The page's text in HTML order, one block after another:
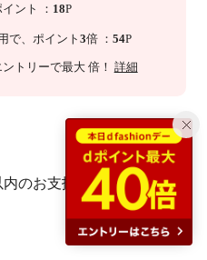
ント ： 18P
で、 ポイント 3倍 ： 54P
ントリーで最大 倍！ 詳細
内のお支払いで